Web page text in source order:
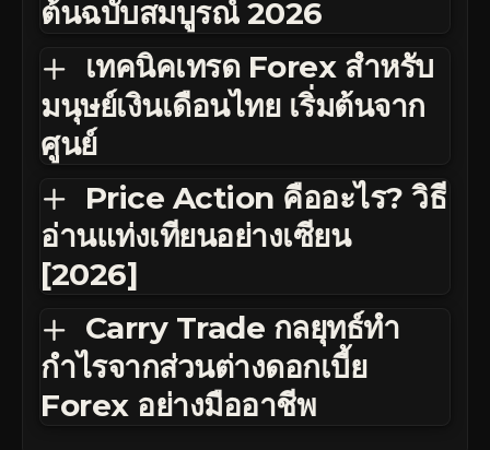
ต้นฉบับสมบูรณ์ 2026
เทคนิคเทรด Forex สำหรับ
มนุษย์เงินเดือนไทย เริ่มต้นจาก
ศูนย์
Price Action คืออะไร? วิธี
อ่านแท่งเทียนอย่างเซียน
[2026]
Carry Trade กลยุทธ์ทำ
กำไรจากส่วนต่างดอกเบี้ย
Forex อย่างมืออาชีพ